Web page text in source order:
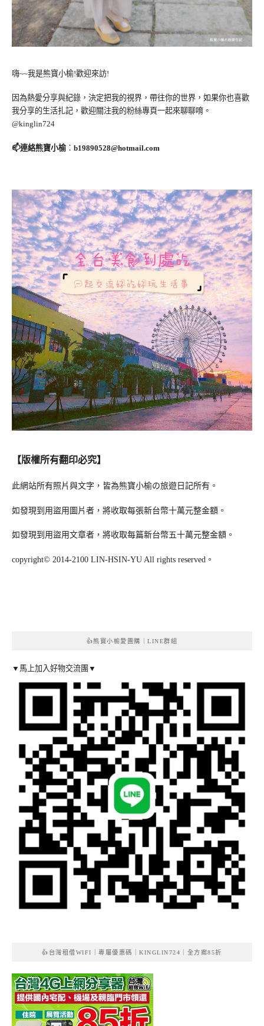
嗨~~我是熊寶小榆!歡迎來訪!
因為熱愛分享與紀錄，決定把我的視界，帶往你的世界，如果你也喜歡
我分享的生活扎記，歡迎關注我的粉絲專頁一起來聊聊唷。
@kinglin724
📫連絡熊寶小榆： b19890528@hotmail.com
【版權所有翻印必究】
此網站所有照片與文字，皆為熊寶小榆の旅遊日記所有。
如發現到用盜用圖片者，將收取每張新台幣十萬元整金額。
如發現到用盜用文章者，將收取每篇新台幣五十萬元整金額。
copyright© 2014-2100 LIN-HSIN-YU All rights reserved。
👍熊寶小榆愛團購｜LINE群組
▼馬上加入好物交流團▼
👍台灣租借WIFI｜專屬優惠碼｜KINGLIN724｜全方案85折